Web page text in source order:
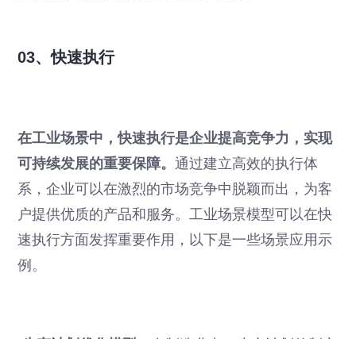
03、快速执行
在工业场景中，快速执行是企业提高竞争力，实现
可持续发展的重要保障。通过建立高效的执行体
系，企业可以在激烈的市场竞争中脱颖而出，为客
户提供优质的产品和服务。工业场景模型可以在快
速执行方面发挥重要作用，以下是一些场景应用示
例。